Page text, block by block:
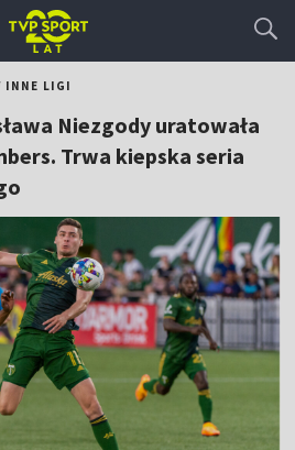
INNE LIGI
Niezgody uratowała
Trwa kiepska seria